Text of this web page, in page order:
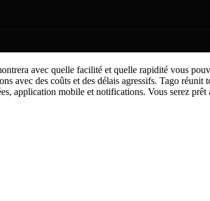
avec quelle facilité et quelle rapidité vous
avec des coûts et des délais agressifs. Tago réunit
application mobile et notifications. Vous serez